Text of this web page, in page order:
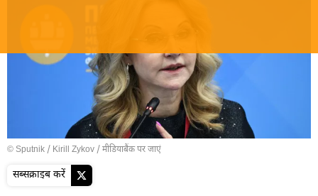
© Sputnik / Kirill Zykov /मीडियाबैंक पर जाएं
सब्सक्राइब करें